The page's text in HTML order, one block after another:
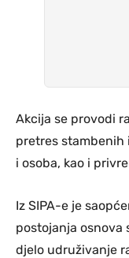
Akcija se provodi
pretres
i osoba, kao i
Iz SIPA-e je
postojanja osnova
djelo udruživanje